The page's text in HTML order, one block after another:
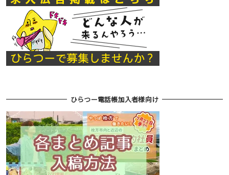
ひらつー電話帳加入者様向け